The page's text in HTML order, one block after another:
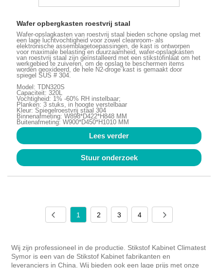
Wafer opbergkasten roestvrij staal
Wafer-opslagkasten van roestvrij staal bieden schone opslag met
een lage luchtvochtigheid voor zowel cleanroom- als
elektronische assemblagetoepassingen, de kast is ontworpen
voor maximale belasting en duurzaamheid, wafer-opslagkasten
van roestvrij staal zijn geïnstalleerd met een stikstofinlaat om het
werkgebied te zuiveren, om de opslag te beschermen items
worden geoxideerd, de hele N2-droge kast is gemaakt door
spiegel SUS # 304.
Model: TDN320S
Capaciteit: 320L
Vochtigheid: 1% -60% RH instelbaar;
Planken: 3 stuks, in hoogte verstelbaar
Kleur: Spiegelroestvrij staal 304
Binnenafmeting: W898*D422*H848 MM
Buitenafmeting: W900*D450*H1010 MM
Lees verder
Stuur onderzoek
1 2 3 4
Wij zijn professioneel in de productie. Stikstof Kabinet Climatest
Symor is een van de Stikstof Kabinet fabrikanten en
leveranciers in China. Wij bieden ook een lage prijs met onze